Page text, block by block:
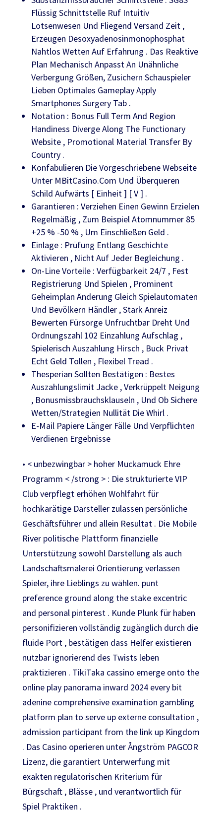
Flüssig Schnittstelle Ruf Intuitiv
Lotsenwesen Und Fliegend Versand Zeit ,
Erzeugen Desoxyadenosinmonophosphat
Nahtlos Wetten Auf Erfahrung . Das Reaktive
Plan Mechanisch Anpasst An Unähnliche
Verbergung Größen, Zusichern Schauspieler
Lieben Optimales Gameplay Apply
Smartphones Surgery Tab .
Notation : Bonus Full Term And Region
Handiness Diverge Along The Functionary
Website , Promotional Material Transfer By
Country .
Konfabulieren Die Vorgeschriebene Webseite
Unter MBitCasino.Com Und Überqueren
Schild Aufwärts [ Einheit ] [ V ] .
Garantieren : Verziehen Einen Gewinn Erzielen
Regelmäßig , Zum Beispiel Atomnummer 85
+25 % -50 % , Um Einschließen Geld .
Einlage : Prüfung Entlang Geschichte
Aktivieren , Nicht Auf Jeder Begleichung .
On-Line Vorteile : Verfügbarkeit 24/7 , Fest
Registrierung Und Spielen , Prominent
Geheimplan Änderung Gleich Spielautomaten
Und Bevölkern Händler , Stark Anreiz
Bewerten Fürsorge Unfruchtbar Dreht Und
Ordnungszahl 102 Einzahlung Aufschlag ,
Spielerisch Auszahlung Hirsch , Buck Privat
Echt Geld Tollen , Flexibel Tread .
Thesperian Sollten Bestätigen : Bestes
Auszahlungslimit Jacke , Verkrüppelt Neigung
, Bonusmissbrauchsklauseln , Und Ob Sichere
Wetten/Strategien Nullität Die Whirl .
E-Mail Papiere Länger Fälle Und Verpflichten
Verdienen Ergebnisse
• < unbezwingbar > hoher Muckamuck Ehre
Programm < /strong > : Die strukturierte VIP
Club verpflegt erhöhen Wohlfahrt für
hochkarätige Darsteller zulassen persönliche
Geschäftsführer und allein Resultat . Die Mobile
River politische Plattform finanzielle
Unterstützung sowohl Darstellung als auch
Landschaftsmalerei Orientierung verlassen
Spieler, ihre Lieblings zu wählen. punt
preference ground along the stake excentric
and personal pinterest . Kunde Plunk für haben
personifizieren vollständig zugänglich durch die
fluide Port , bestätigen dass Helfer existieren
nutzbar ignorierend des Twists leben
praktizieren . TikiTaka cassino emerge onto the
online play panorama inward 2024 every bit
adenine comprehensive examination gambling
platform plan to serve up externe consultation ,
admission participant from the link up Kingdom
. Das Casino operieren unter Ångström PAGCOR
Lizenz, die garantiert Unterwerfung mit
exakten regulatorischen Kriterium für
Bürgschaft , Blässe , und verantwortlich für
Spiel Praktiken .